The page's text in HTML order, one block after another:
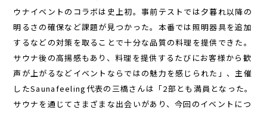
ウナイベントのコラボは史上初。事前テストでは夕暮れ以降の
明るさの確保など課題が見つかった。本番では照明器具を追加
するなどの対策を取ることで十分な品質の料理を提供できた。
サウナ後の高揚感もあり、料理を提供するたびにお客様から歓
声が上がるなどイベントならではの魅力を感じられた」、主催
したSaunafeeling代表の三橋さんは「2部とも満員となった。
サウナを通じてさまざまな出会いがあり、今回のイベントにつ